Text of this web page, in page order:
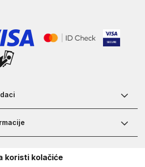
u
koristi kolačiće